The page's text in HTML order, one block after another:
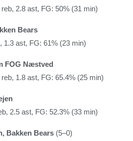
2.8 ast, FG: 50% (31 min)
Bears
1.3 ast, FG: 61% (23 min)
FOG Næstved
1.8 ast, FG: 65.4% (25 min)
2.5 ast, FG: 52.3% (33 min)
Bakken Bears (5–0)